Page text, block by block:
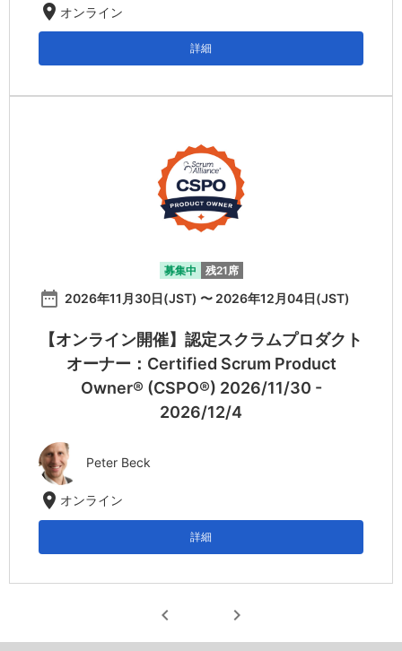
location_on オンライン
詳細
募集中 残21席
date_range 2026年11月30日(JST) 〜 2026年12月04日(JST)
【オンライン開催】認定スクラムプロダクト
オーナー：Certified Scrum Product
Owner® (CSPO®) 2026/11/30 -
2026/12/4
Peter Beck
location_on オンライン
詳細
chevron_left chevron_right